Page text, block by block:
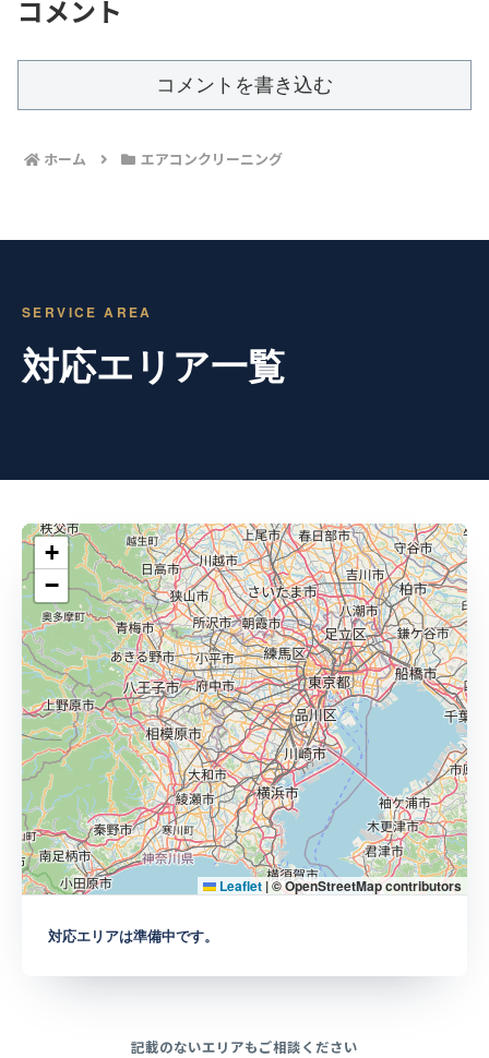
コメント
コメントを書き込む
ホーム エアコンクリーニング
SERVICE AREA
対応エリア一覧
+
−
Leaflet |© OpenStreetMap contributors
対応エリアは準備中です。
記載のないエリアもご相談ください